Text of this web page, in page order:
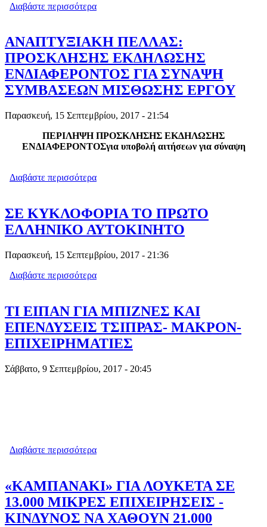
Διαβάστε περισσότερα
ΑΝΑΠΤΥΞΙΑΚΗ ΠΕΛΛΑΣ:
ΠΡΟΣΚΛΗΣΗΣ ΕΚΔΗΛΩΣΗΣ
ΕΝΔΙΑΦΕΡΟΝΤΟΣ ΓΙΑ ΣΥΝΑΨΗ
ΣΥΜΒΑΣΕΩΝ ΜΙΣΘΩΣΗΣ ΕΡΓΟΥ
Παρασκευή, 15 Σεπτεμβρίου, 2017 - 21:54
ΠΕΡΙΛΗΨΗ ΠΡΟΣΚΛΗΣΗΣ ΕΚΔΗΛΩΣΗΣ
ΕΝΔΙΑΦΕΡΟΝΤΟΣγια υποβολή αιτήσεων για σύναψη
Διαβάστε περισσότερα
ΣΥΜΒΑΣΕΩΝ ΜΙΣΘΩΣΗΣ ΕΡΓΟΥ
ΣΕ ΚΥΚΛΟΦΟΡΙΑ ΤΟ ΠΡΩΤΟ
ΕΛΛΗΝΙΚΟ ΑΥΤΟΚΙΝΗΤΟ
Παρασκευή, 15 Σεπτεμβρίου, 2017 - 21:36
Διαβάστε περισσότερα
ΤΙ ΕΙΠΑΝ ΓΙΑ ΜΠΙΖΝΕΣ ΚΑΙ
ΕΠΕΝΔΥΣΕΙΣ ΤΣΙΠΡΑΣ- ΜΑΚΡΟΝ-
ΕΠΙΧΕΙΡΗΜΑΤΙΕΣ
Σάββατο, 9 Σεπτεμβρίου, 2017 - 20:45
Διαβάστε περισσότερα
«ΚΑΜΠΑΝΑΚΙ» ΓΙΑ ΛΟΥΚΕΤΑ ΣΕ
13.000 ΜΙΚΡΕΣ ΕΠΙΧΕΙΡΗΣΕΙΣ -
ΚΙΝΔΥΝΟΣ ΝΑ ΧΑΘΟΥΝ 21.000